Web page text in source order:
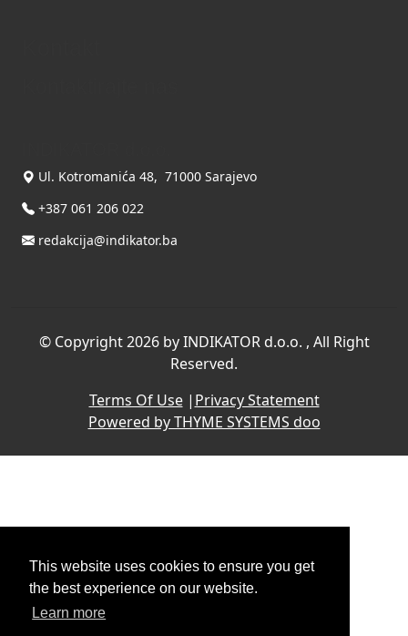
This website uses cookies to ensure you get
the best experience on our website.
Learn more
Ul. Kotromanića 48, 71000 Sarajevo
+387 061 206 022
redakcija@indikator.ba
© Copyright 2026 by INDIKATOR d.o.o. , All Right
Reserved.
Terms Of Use| Privacy Statement
Powered by THYME SYSTEMS doo